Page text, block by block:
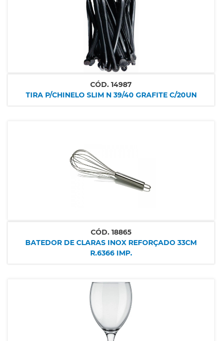
CÓD. 14987
TIRA P/CHINELO SLIM N 39/40 GRAFITE C/20UN
CÓD. 18865
BATEDOR DE CLARAS INOX REFORÇADO 33CM
R.6366 IMP.